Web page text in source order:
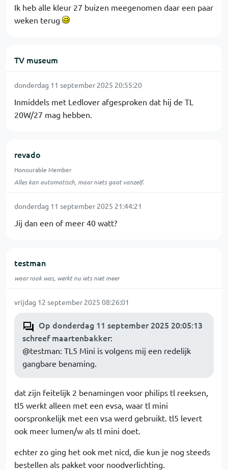
Ik heb alle kleur 27 buizen meegenomen daar een paar
weken terug
TV museum
donderdag 11 september 2025 20:55:20
Inmiddels met Ledlover afgesproken dat hij de TL
20W/27 mag hebben.
revado
Honourable Member
Alles kan automatisch, maar niets gaat vanzelf.
donderdag 11 september 2025 21:44:21
Jij dan een of meer 40 watt?
testman
waar rook was, werkt nu iets niet meer
vrijdag 12 september 2025 08:26:01
Op donderdag 11 september 2025 20:05:13
schreef maartenbakker:
@testman: TL5 Mini is volgens mij een redelijk
gangbare benaming.
dat zijn feitelijk 2 benamingen voor philips tl reeksen,
tl5 werkt alleen met een evsa, waar tl mini
oorspronkelijk met een vsa werd gebruikt. tl5 levert
ook meer lumen/w als tl mini doet.
echter zo ging het ook met nicd, die kun je nog steeds
bestellen als pakket voor noodverlichting.